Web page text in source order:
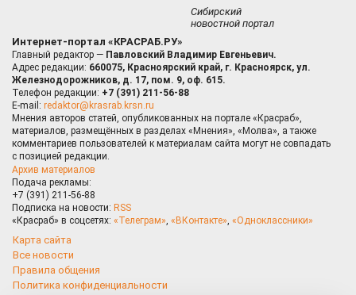
Сибирский
новостной портал
Интернет-портал «КРАСРАБ.РУ»
Главный редактор — Павловский Владимир Евгеньевич.
Адрес редакции: 660075, Красноярский край, г. Красноярск, ул.
Железнодорожников, д. 17, пом. 9, оф. 615.
Телефон редакции: +7 (391) 211-56-88
E-mail: redaktor@krasrab.krsn.ru
Мнения авторов статей, опубликованных на портале «Красраб»,
материалов, размещённых в разделах «Мнения», «Молва», а также
комментариев пользователей к материалам сайта могут не совпадать
с позицией редакции.
Архив материалов
Подача рекламы:
+7 (391) 211-56-88
Подписка на новости: RSS
«Красраб» в соцсетях: «Телеграм», «ВКонтакте», «Одноклассники»
Карта сайта
Все новости
Правила общения
Политика конфиденциальности